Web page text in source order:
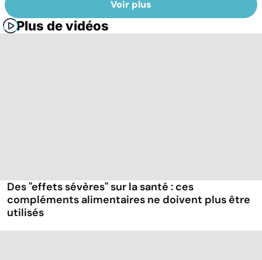
Voir plus
Plus de vidéos
Des "effets sévères" sur la santé : ces
compléments alimentaires ne doivent plus être
utilisés